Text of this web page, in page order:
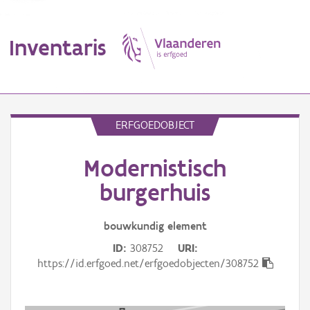
Inventaris
ERFGOEDOBJECT
Modernistisch
burgerhuis
bouwkundig element
ID 308752
URI
https://id.erfgoed.net/erfgoedobjecten/308752